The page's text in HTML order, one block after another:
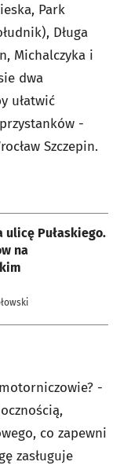
Park
Długa
Michalczyka i
dwa
ułatwić
-
Szczepin.
ulicę Pułaskiego.
na
-
co zapewni
zasługuje